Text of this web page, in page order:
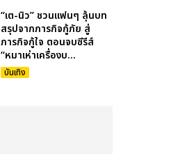
“เต-นิว” ชวนแฟนๆ ลุ้นบท
สรุปจากภารกิจกู้ภัย สู่
ภารกิจกู้ใจ ตอนจบซีรีส์
“หมาเห่าเครื่องบ...
บันเทิง